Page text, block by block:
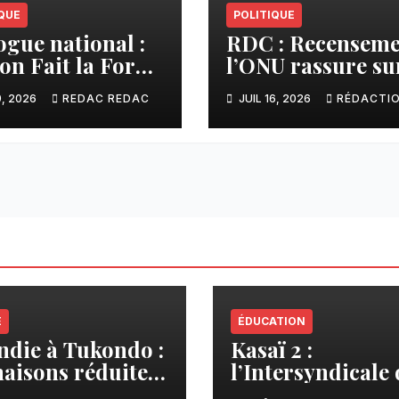
national :
Fait la Force
l’initiative
et
à la
2026 REDAC REDAC
POLITIQUE
RDC :
l’ONU rassure
respect du
calendrier
constitutionnel
JUIL 16, 2026
à Tukondo :
réduites
ÉDUCATION
Kasaï 2 :
l’Intersyndicale